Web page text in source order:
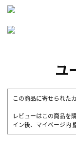
ユ
この商品に寄せられた
レビューはこの商品を
イン後、マイページ内